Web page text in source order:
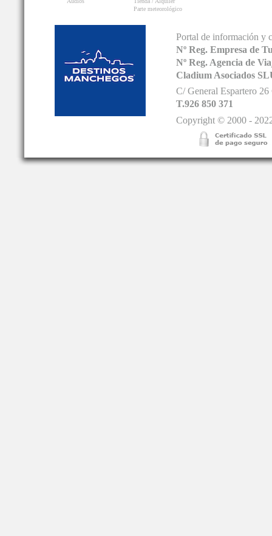
Parte meteorológico
Portal de información y
Nº Reg. Empresa de
Nº Reg. Agencia de
Cladium Asociados
C/ General Espartero
T.926 850 371
Copyright © 2000 -